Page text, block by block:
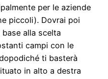
per le aziende
piccoli). Dovrai poi
alla scelta
campi con le
ti basterà
in alto a destra